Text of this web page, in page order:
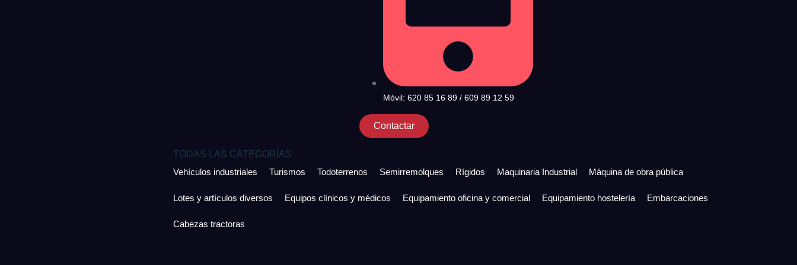
Móvil: 620 85 16 89 / 609 89 12 59
Contactar
TODAS LAS CATEGORÍAS
Vehículos industriales
Turismos Todoterrenos Semirremolques Rígidos Maquinaria Industrial Máquina de obra pública
Lotes y artículos diversos Equipos clínicos y médicos Equipamiento oficina y comercial Equipamiento hostelería Embarcaciones
Cabezas tractoras